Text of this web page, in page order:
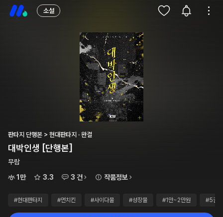
소설
판타지 단행본 > 현대판타지 · 완결
대박인생 [단행본]
무람
1만
3.3 3 건 작품정보
#현대판타지 #먼치킨 #사이다물 #성장물 #1만~2만원 #5권